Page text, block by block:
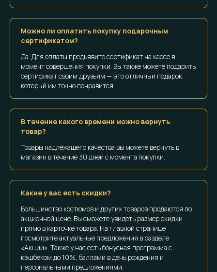
Можно ли оплатить покупку подарочным
сертификатом?
Да. Для оплаты предъявите сертификат на кассе в
момент совершения покупки. Вы также можете подарить
сертификат своим друзьям — это отличный подарок,
который им точно понравится.
В течение какого времени можно вернуть
товар?
Товары надлежащего качества вы можете вернуть в
магазин в течение 30 дней с момента покупки.
Какие у вас есть скидки?
Большинство костюмов и других товаров продаются по
акционной цене. Вы сможете увидеть размер скидки
прямо в карточке товара. На главной странице
посмотрите актуальные предложения в разделе
«Акции». Также у нас есть бонусная программа с
кэшбеком до 10%, баллами в день рождения и
персональными предложениями.